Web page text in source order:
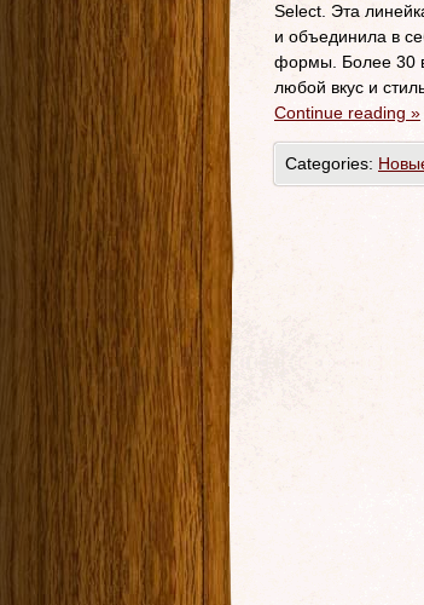
Select. Эта
и объединила в
формы. Более 30
любой вкус и
Continue reading »
Categories: